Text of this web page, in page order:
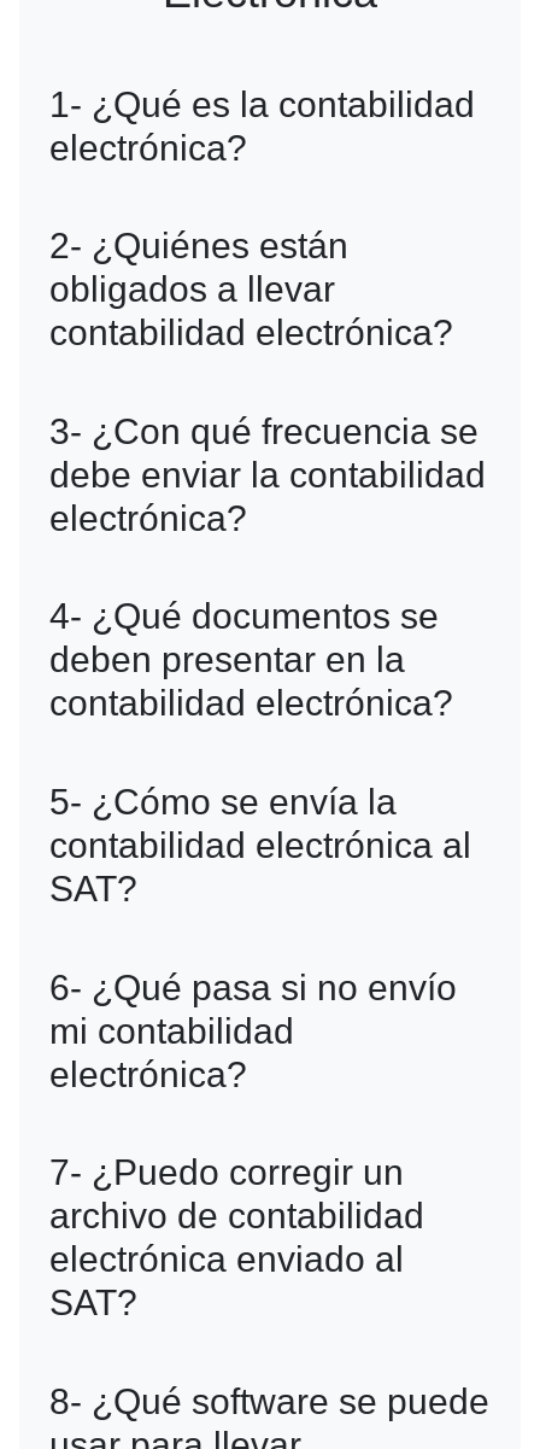
1- ¿Qué es la contabilidad
electrónica?
empresas registrar y enviar su
información contable en formato XML al
SAT, cumpliendo con sus obligaciones
2- ¿Quiénes están
obligados a llevar
contabilidad electrónica?
con actividad empresarial deben
cumplir con este requisito, según lo
establecido por el SAT.
3- ¿Con qué frecuencia se
debe enviar la contabilidad
electrónica?
balanza de comprobación y, en algunos
casos, las pólizas contables cuando
son requeridas por el SAT.
4- ¿Qué documentos se
deben presentar en la
contabilidad electrónica?
comprobación, el catálogo de cuentas
y, cuando sea solicitado, las pólizas
contables con sus auxiliares.
5- ¿Cómo se envía la
contabilidad electrónica al
SAT?
del SAT, utilizando la Firma Electrónica
Avanzada (e.firma) o el RFC del
contribuyente.
6- ¿Qué pasa si no envío
mi contabilidad
electrónica?
multas y sanciones fiscales, además de
la posibilidad de auditorías por parte del
SAT.
7- ¿Puedo corregir un
archivo de contabilidad
electrónica enviado al
SAT?
siempre que se realicen dentro del
8- ¿Qué software se puede